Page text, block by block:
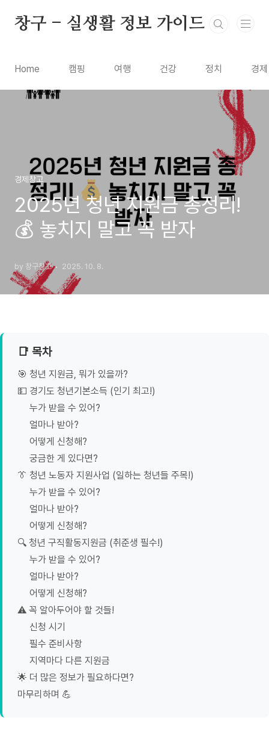
창구 - 실생활 정보 가이드
Home 캠핑 여행 건강 정치 경제
경제창고
2025년 청년 지원금 총정리!
💰 놓치지 말고 꼭 받자
by 창구창고 2025. 10. 8.
📑 목차
🎯 청년 지원금, 뭐가 있을까?
💵 경기도 청년기본소득 (인기 최고!)
누가 받을 수 있어?
얼마나 받아?
어떻게 신청해?
궁금한 게 있다면?
👔 청년 노동자 지원사업 (일하는 청년들 주목!)
누가 받을 수 있어?
얼마나 받아?
어떻게 신청해?
🔍 청년 구직활동지원금 (취준생 필수!)
누가 받을 수 있어?
얼마나 받아?
어떻게 신청해?
⚠️ 꼭 알아두어야 할 것들!
신청 시기
필수 준비사항
지역마다 다른 지원금
🌟 더 많은 정보가 필요하다면?
마무리하며 💪